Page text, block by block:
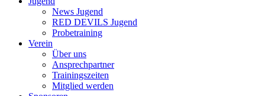
News Jugend
RED DEVILS Jugend
Probetraining
Verein
Über uns
Ansprechpartner
Trainingszeiten
Mitglied werden